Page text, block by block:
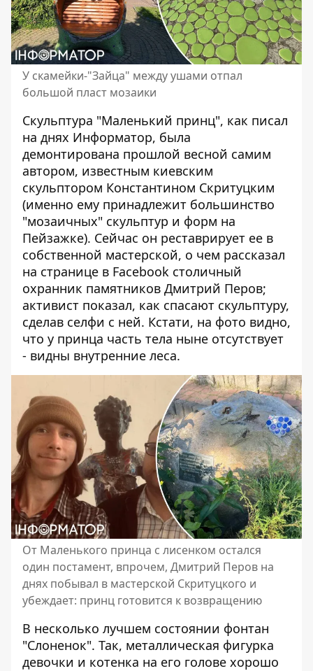
У скамейки-"Зайца" между ушами отпал
большой пласт мозаики
Скульптура "Маленький принц", как писал
на днях Информатор, была
демонтирована прошлой весной самим
автором, известным киевским
скульптором Константином Скритуцким
(именно ему принадлежит большинство
"мозаичных" скульптур и форм на
Пейзажке). Сейчас он реставрирует ее в
собственной мастерской, о чем рассказал
на странице в Facebook столичный
охранник памятников Дмитрий Перов;
активист показал, как спасают скульптуру,
сделав селфи с ней. Кстати, на фото видно,
что у принца часть тела ныне отсутствует
- видны внутренние леса.
От Маленького принца с лисенком остался
один постамент, впрочем, Дмитрий Перов на
днях побывал в мастерской Скритуцкого и
убеждает: принц готовится к возвращению
В несколько лучшем состоянии фонтан
"Слоненок". Так, металлическая фигурка
девочки и котенка на его голове хорошо